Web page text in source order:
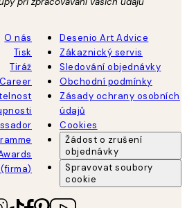
O nás
Tisk
Tiráž
Career
Desenio Art Advice
Zákaznický servis
Sledování objednávky
Obchodní podmínky
Zásady ochrany osobních
údajů
Cookies
Žádost o zrušení
objednávky
Spravovat soubory
cookie